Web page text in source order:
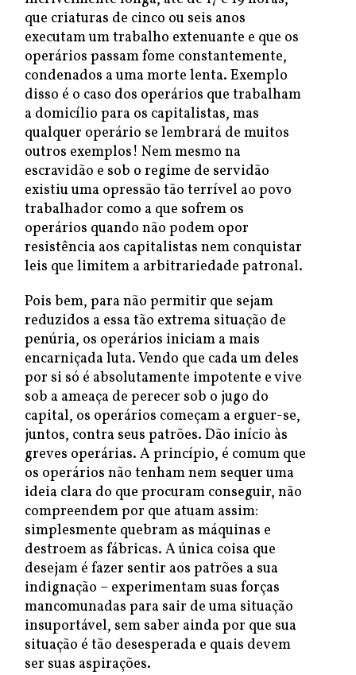
que criaturas de cinco ou seis anos
executam um trabalho extenuante e que os
operários passam fome constantemente,
condenados a uma morte lenta. Exemplo
disso é o caso dos operários que trabalham
a domicílio para os capitalistas, mas
qualquer operário se lembrará de muitos
outros exemplos! Nem mesmo na
escravidão e sob o regime de servidão
existiu uma opressão tão terrível ao povo
trabalhador como a que sofrem os
operários quando não podem opor
resistência aos capitalistas nem conquistar
leis que limitem a arbitrariedade patronal.
Pois bem, para não permitir que sejam
reduzidos a essa tão extrema situação de
penúria, os operários iniciam a mais
encarniçada luta. Vendo que cada um deles
por si só é absolutamente impotente e vive
sob a ameaça de perecer sob o jugo do
capital, os operários começam a erguer-se,
juntos, contra seus patrões. Dão início às
greves operárias. A princípio, é comum que
os operários não tenham nem sequer uma
ideia clara do que procuram conseguir, não
compreendem por que atuam assim:
simplesmente quebram as máquinas e
destroem as fábricas. A única coisa que
desejam é fazer sentir aos patrões a sua
indignação – experimentam suas forças
mancomunadas para sair de uma situação
insuportável, sem saber ainda por que sua
situação é tão desesperada e quais devem
ser suas aspirações.